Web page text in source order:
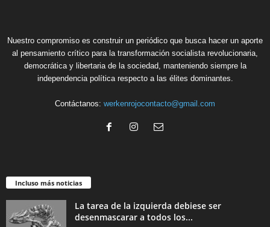
Nuestro compromiso es construir un periódico que busca hacer un aporte
al pensamiento crítico para la transformación socialista revolucionaria,
democrática y libertaria de la sociedad, manteniendo siempre la
independencia política respecto a las élites dominantes.
Contáctanos: werkenrojocontacto@gmail.com
Incluso más noticias
La tarea de la izquierda debiese ser
desenmascarar a todos los...